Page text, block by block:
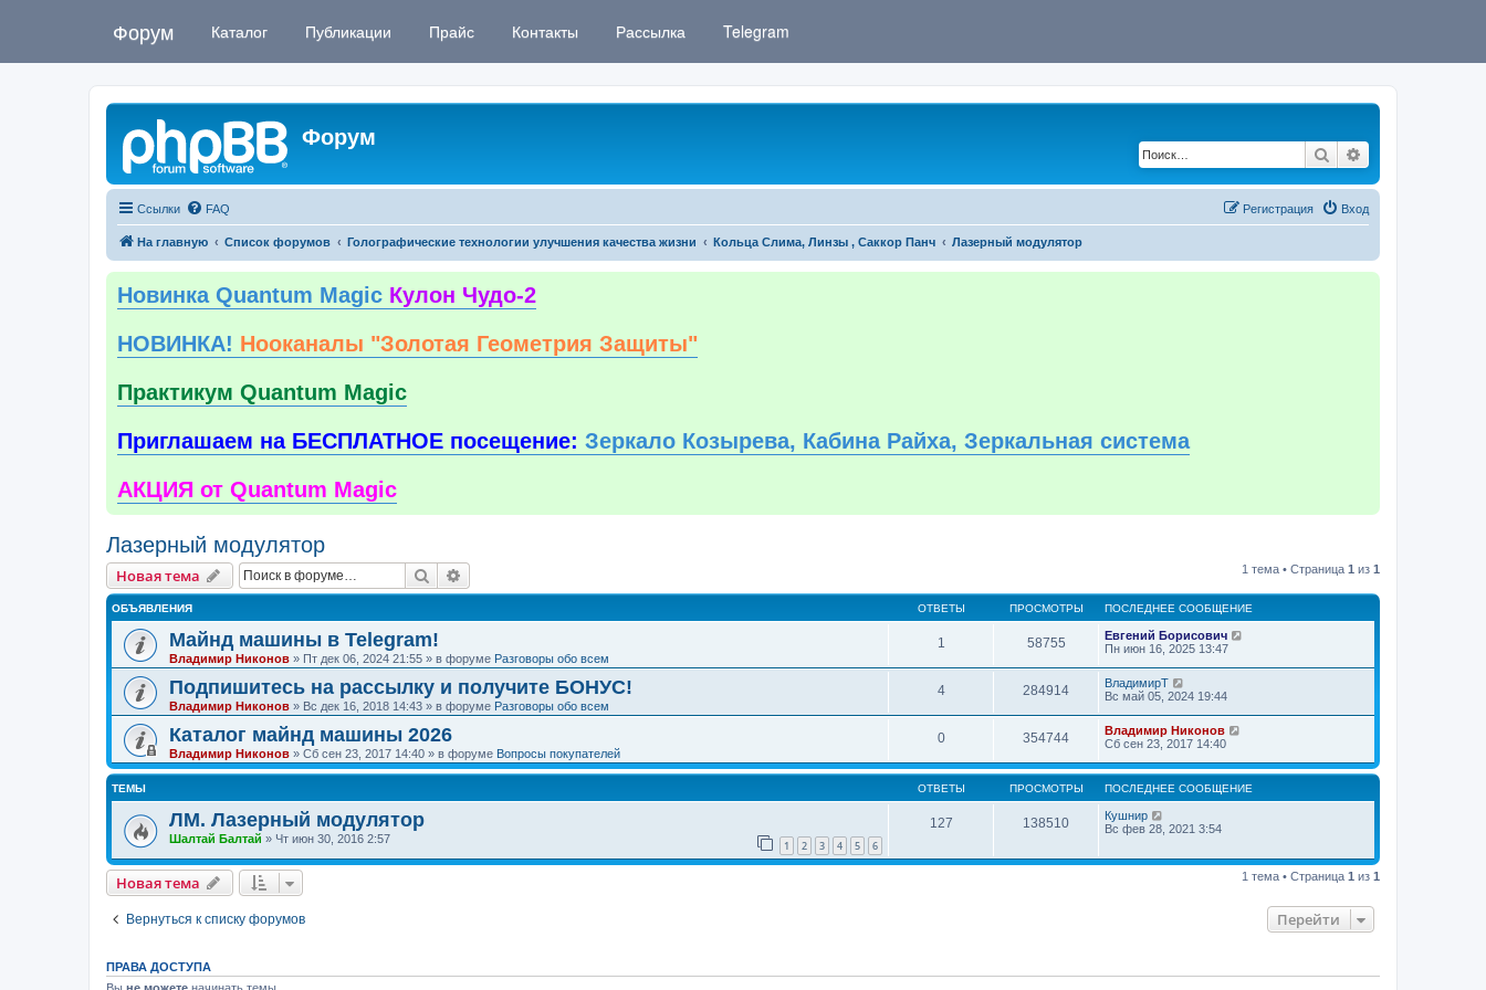
Форум Каталог Публикации Прайс Контакты Рассылка Telegram
Форум
Поиск
Ссылки FAQ Вход
Регистрация
На главную Список форумов Голографические технологии улучшения качества жизни Кольца Слима, Линзы , Саккор Панч Лазерный модулятор
Новинка Quantum Magic Кулон Чудо-2
НОВИНКА! Нооканалы "Золотая Геометрия Защиты"
Практикум Quantum Magic
Приглашаем на БЕСПЛАТНОЕ посещение: Зеркало Козырева, Кабина Райха, Зеркальная система
АКЦИЯ от Quantum Magic
Лазерный модулятор
Новая тема Поиск 1 тема • Страница 1 из 1
ОБЪЯВЛЕНИЯ ОТВЕТЫ ПРОСМОТРЫ ПОСЛЕДНЕЕ СООБЩЕНИЕ
Майнд машины в Telegram!
Владимир Никонов » Пт дек 06, 2024 21:55 » в форуме Разговоры обо всем
1 58755
Евгений Борисович
Пн июн 16, 2025 13:47
Подпишитесь на рассылку и получите БОНУС!
Владимир Никонов » Вс дек 16, 2018 14:43 » в форуме Разговоры обо всем
4 284914
ВладимирТ
Вс май 05, 2024 19:44
Каталог майнд машины 2026
Владимир Никонов » Сб сен 23, 2017 14:40 » в форуме Вопросы покупателей
0 354744
Владимир Никонов
Сб сен 23, 2017 14:40
ТЕМЫ ОТВЕТЫ ПРОСМОТРЫ ПОСЛЕДНЕЕ СООБЩЕНИЕ
ЛМ. Лазерный модулятор
Шалтай Балтай » Чт июн 30, 2016 2:57 1 2 3 4 5 6
127 138510
Кушнир
Вс фев 28, 2021 3:54
Новая тема 1 тема • Страница 1 из 1
Вернуться к списку форумов Перейти
ПРАВА ДОСТУПА